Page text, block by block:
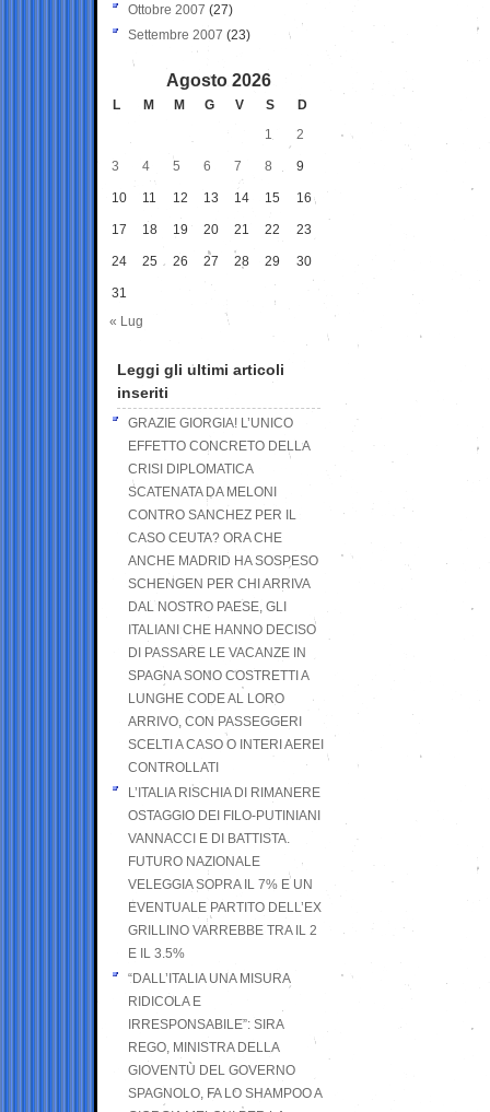
Ottobre 2007 (27)
Settembre 2007 (23)
Agosto 2026
L M M G V S
D
1
2
3 4 5 6 7 8 9
10 11 12 13 14 15 16
17 18 19 20 21 22 23
24 25 26 27 28 29 30
31
« Lug
Leggi gli ultimi articoli
inseriti
GRAZIE GIORGIA! L’UNICO
EFFETTO CONCRETO DELLA
CRISI DIPLOMATICA
SCATENATA DA MELONI
CONTRO SANCHEZ PER IL
CASO CEUTA? ORA CHE
ANCHE MADRID HA SOSPESO
SCHENGEN PER CHI ARRIVA
DAL NOSTRO PAESE, GLI
ITALIANI CHE HANNO DECISO
DI PASSARE LE VACANZE IN
SPAGNA SONO COSTRETTI A
LUNGHE CODE AL LORO
ARRIVO, CON PASSEGGERI
SCELTI A CASO O INTERI AEREI
CONTROLLATI
L’ITALIA RISCHIA DI RIMANERE
OSTAGGIO DEI FILO-PUTINIANI
VANNACCI E DI BATTISTA.
FUTURO NAZIONALE
VELEGGIA SOPRA IL 7% E UN
EVENTUALE PARTITO DELL’EX
GRILLINO VARREBBE TRA IL 2
E IL 3.5%
“DALL’ITALIA UNA MISURA
RIDICOLA E
IRRESPONSABILE”: SIRA
REGO, MINISTRA DELLA
GIOVENTÙ DEL GOVERNO
SPAGNOLO, FA LO SHAMPOO A